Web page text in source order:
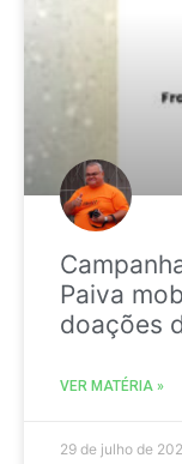
Paiva
doações
VER MATÉRIA »
29 de julho de